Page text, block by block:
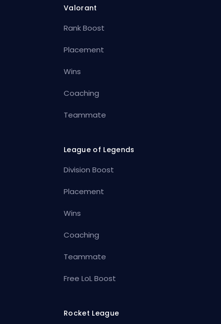
Valorant
Rank Boost
Placement
Wins
Coaching
Teammate
League of Legends
Division Boost
Placement
Wins
Coaching
Teammate
Free LoL Boost
Rocket League